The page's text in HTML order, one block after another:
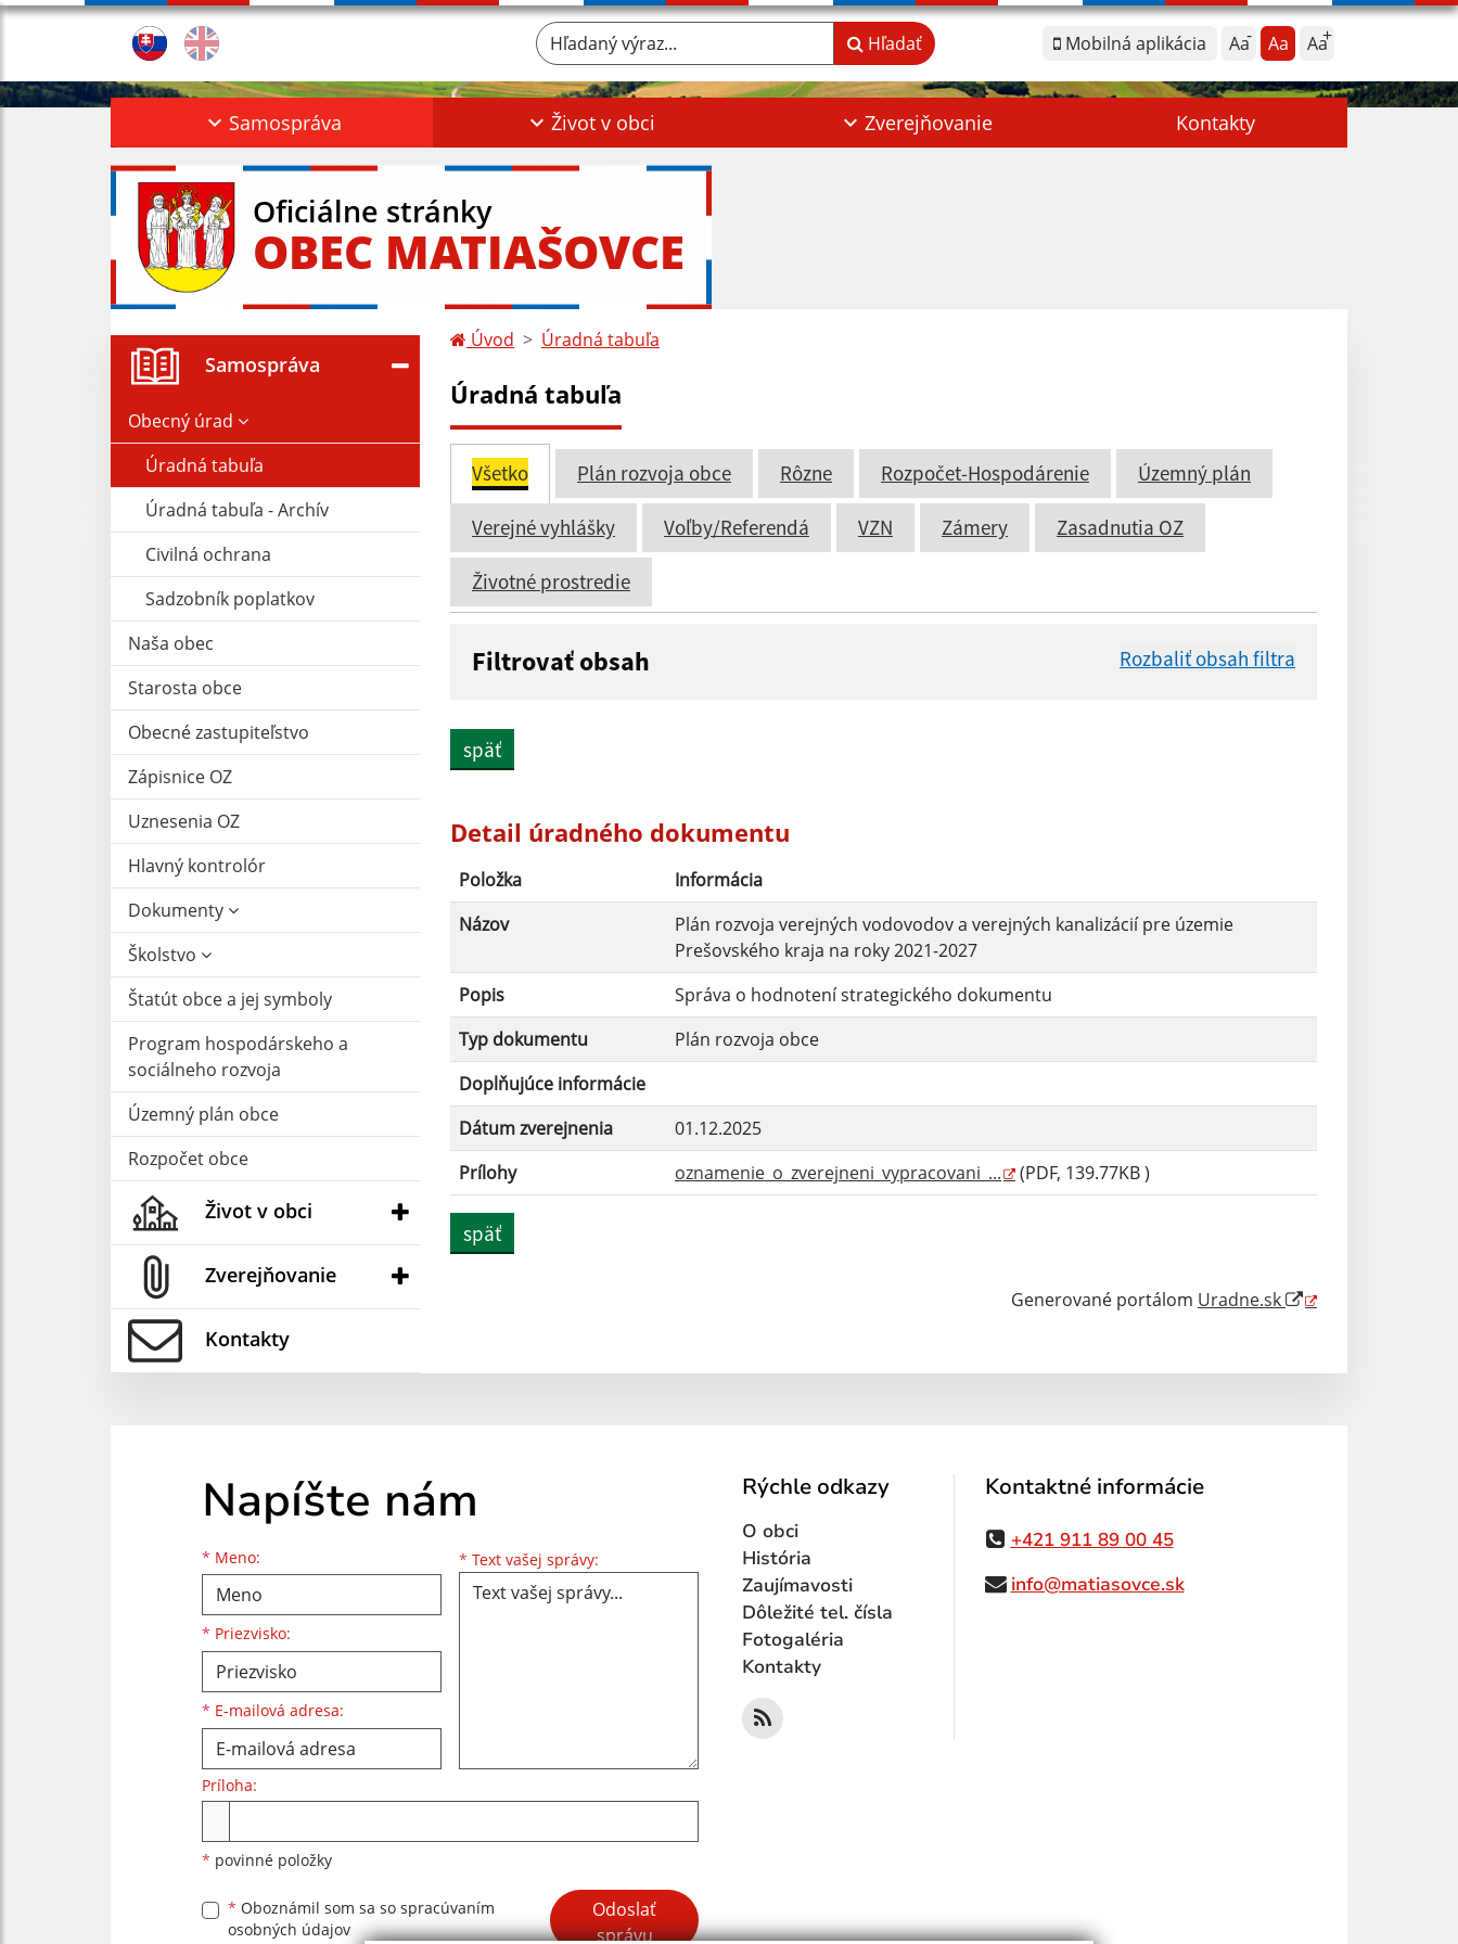
Mobilná aplikácia Aa Aa Aa
Hľadaný výraz... Hľadať
Samospráva Život v obci Zverejňovanie Kontakty
Oficiálne stránky
OBEC MATIAŠOVCE
Samospráva
Obecný úrad
Úradná tabuľa
Úradná tabuľa - Archív
Civilná ochrana
Sadzobník poplatkov
Naša obec
Starosta obce
Obecné zastupiteľstvo
Zápisnice OZ
Uznesenia OZ
Hlavný kontrolór
Dokumenty
Školstvo
Štatút obce a jej symboly
Program hospodárskeho a
sociálneho rozvoja
Územný plán obce
Rozpočet obce
Život v obci
Zverejňovanie
Kontakty
Úvod Úradná tabuľa
Úradná tabuľa
Všetko Plán rozvoja obce Rôzne Rozpočet-Hospodárenie Územný plán
Verejné vyhlášky Voľby/Referendá VZN Zámery Zasadnutia OZ
Životné prostredie
Filtrovať obsah Rozbaliť obsah filtra
Filtrovať Reset
späť
Detail úradného dokumentu
Položka
Informácia
Názov
Plán rozvoja verejných vodovodov a verejných kanalizácií pre územie
Prešovského kraja na roky 2021-2027
Popis
Správa o hodnotení strategického dokumentu
Typ dokumentu
Plán rozvoja obce
Doplňujúce informácie
Dátum zverejnenia
01.12.2025
Prílohy
oznamenie_o_zverejneni_vypracovani_... (PDF, 139.77KB )
späť
Generované portálom Uradne.sk
Napíšte nám
* Meno:
Meno
* Priezvisko:
Priezvisko
* E-mailová adresa:
E-mailová adresa * Text vašej správy: Text vašej správy...
Príloha:
* povinné položky
* Oboznámil som sa so spracúvaním
osobných údajov
Google reCaptcha Response
Odoslať
správu
Rýchle odkazy
O obci
História
Zaujímavosti
Dôležité tel. čísla
Fotogaléria
Kontakty
Kontaktné informácie
+421 911 89 00 45
info@matiasovce.sk